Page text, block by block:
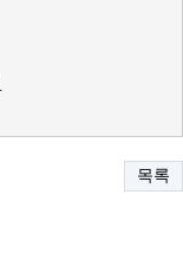
목록